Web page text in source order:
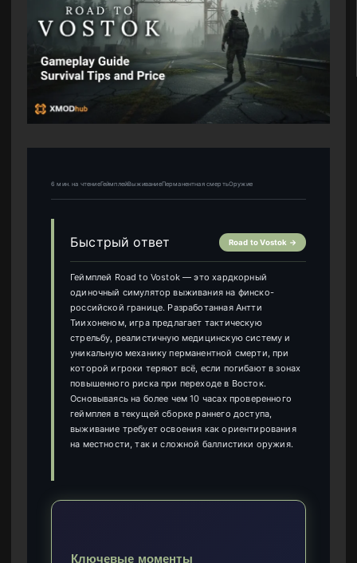
6 мин. на чтениеГеймплейВыживаниеПерманентная смертьОружие
Быстрый ответ Road to Vostok →
Геймплей Road to Vostok — это хардкорный
одиночный симулятор выживания на финско-
российской границе. Разработанная Антти
Тиихоненом, игра предлагает тактическую
стрельбу, реалистичную медицинскую систему и
уникальную механику перманентной смерти, при
которой игроки теряют всё, если погибают в зонах
повышенного риска при переходе в Восток.
Основываясь на более чем 10 часах проверенного
геймплея в текущей сборке раннего доступа,
выживание требует освоения как ориентирования
на местности, так и сложной баллистики оружия.
Ключевые моменты